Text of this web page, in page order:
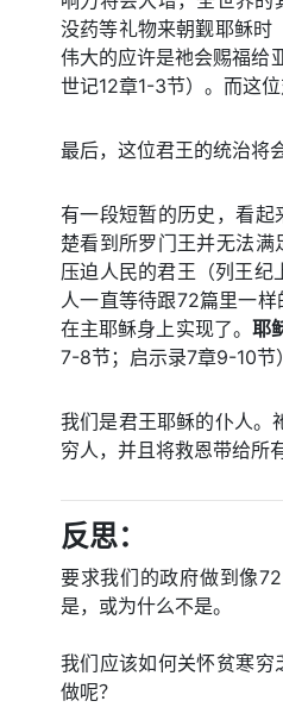
没药等礼物来朝觐耶稣时
伟大的应许是祂会赐福给
世记12章1-3节）。而这
最后，这位君王的统治将
有一段短暂的历史，看
楚看到所罗门王并无法
压迫人民的君王（列王纪
人一直等待跟72篇里一
在主耶稣身上实现了。 耶
7-8节；启示录7章9-10节
我们是君王耶稣的仆人。
穷人，并且将救恩带给所
反思：
要求我们的政府做到像
是，或为什么不是。
我们应该如何关怀贫寒穷
做呢？